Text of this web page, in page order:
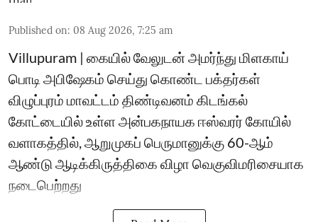
Published on: 08 Aug 2026, 7:25 am
Villupuram | கையில் வேலுடன் அமர்ந்து மிளகாய்
பொடி அபிஷேகம் செய்து கொண்ட பக்தர்கள்
விழுப்புரம் மாவட்டம் திண்டிவனம் கிடங்கல்
கோட்டையில் உள்ள அன்பகநாயக ஈஸ்வரர் கோயில்
வளாகத்தில், ஆறுமுகப் பெருமானுக்கு 60-ஆம்
ஆண்டு ஆடிக்கிருத்திகை விழா வெகுவிமரிசையாக
நடைபெற்றது